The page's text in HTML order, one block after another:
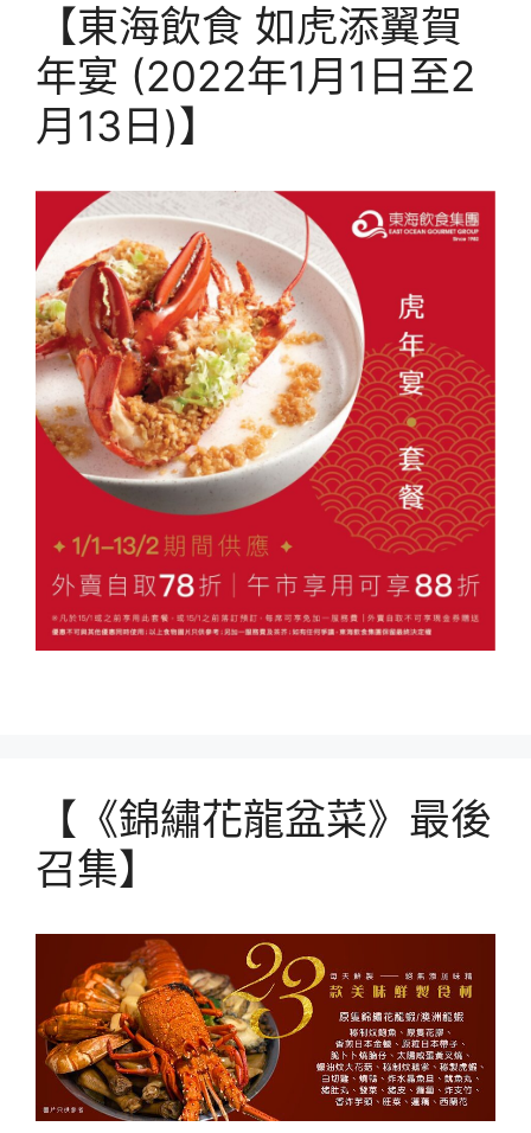
【東海飲食 如虎添翼賀
年宴 (2022年1月1日至2
月13日)】
【《錦繡花龍盆菜》最後
召集】